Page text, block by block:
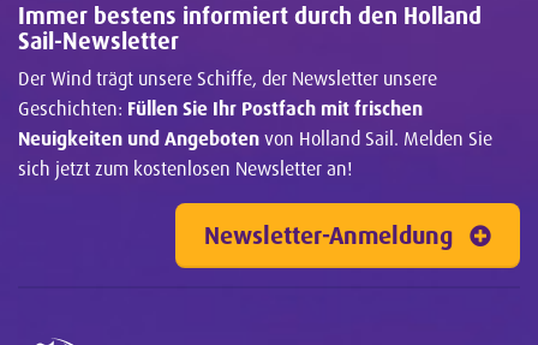
Immer bestens informiert durch den Holland
Sail-Newsletter
Der Wind trägt unsere Schiffe, der Newsletter unsere
Geschichten: Füllen Sie Ihr Postfach mit frischen
Neuigkeiten und Angeboten von Holland Sail. Melden Sie
sich jetzt zum kostenlosen Newsletter an!
Newsletter-Anmeldung